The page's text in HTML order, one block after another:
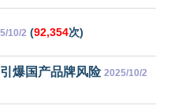
10/2 (92,354次)
爆国产品牌风险 2025/10/2